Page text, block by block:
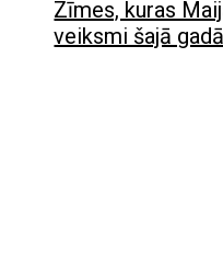
Zīmes, kuras
veiksmi šajā gadā